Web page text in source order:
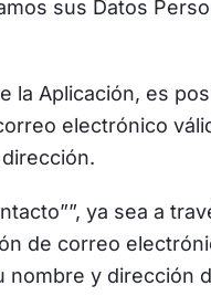
sus Datos
la Aplicación, es
electrónico
ya sea a
de correo
nombre y dirección